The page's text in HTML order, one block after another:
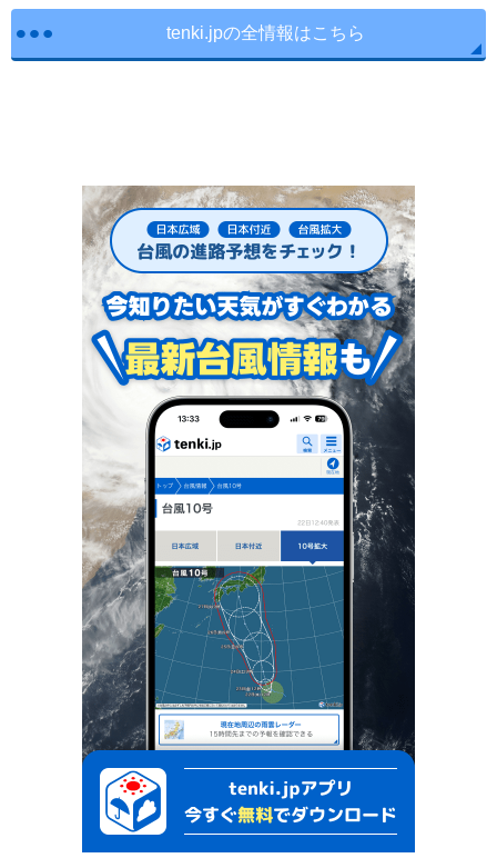
tenki.jpの全情報はこちら